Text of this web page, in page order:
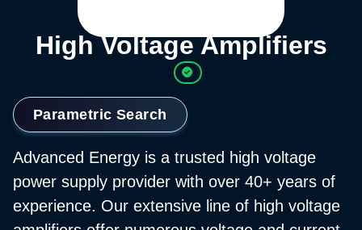
High Voltage Amplifiers
Parametric Search
Advanced Energy is a trusted high voltage
power supply provider with over 40+ years of
experience. Our extensive line of high voltage